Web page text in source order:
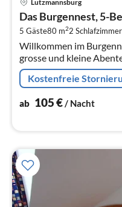
Lutzmannsburg
Das Burgennest, 5-
5 Gäste80 m22 Schlafzimmer
Willkommen im
grosse und kleine
Hotelzimmer und starre
Kostenfreie
ab 105€/ Nacht